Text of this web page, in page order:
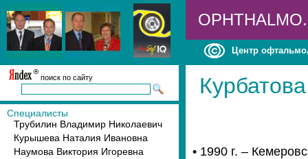
Центр
поиск по сайту
Специалисты
Трубилин Владимир Николаевич
Курышева Наталия Ивановна
Наумова Виктория Игоревна
• 1990 г. –